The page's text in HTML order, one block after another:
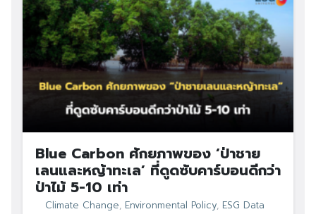
Blue Carbon ศักยภาพของ ‘ป่าชาย
เลนและหญ้าทะเล’ ที่ดูดซับคาร์บอนดีกว่า
ป่าไม้ 5-10 เท่า
Climate Change, Environmental Policy, ESG Data